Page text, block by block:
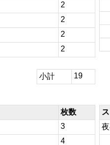
2
2
2
2
小計 19
枚数
3
4